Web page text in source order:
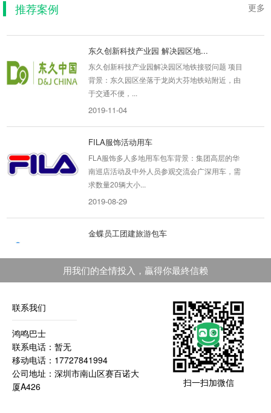
更多
推荐案例
东久创新科技产业园 解决园区地...
东久创新科技产业园解决园区地铁接驳问题 项目
背景：东久园区坐落于龙岗大芬地铁站附近，由
于交通不便，...
2019-11-04
FILA服饰活动用车
FLA服饰多人多地用车包车背景：集团高层的华
南巡店活动及中外人员参观交流会广深用车，需
求数量20辆大小...
2019-08-29
金蝶员工团建旅游包车
技园——惠州十里银滩，人数在362人，时间是
周五下午——...
ARIS机器人研究院 解决深圳市内...
ARIS机器人研究院解决深圳市内上课学员接送
问题 项目背景：ARIS是深圳市内知名度非常高
的机器人研究中心...
2019-11-04
用我们的全情投入，贏得你最終信赖
联系我们
鸿鸣巴士
联系电话：暂无
移动电话：17727841994
公司地址：深圳市南山区赛百诺大
厦A426
扫一扫加微信